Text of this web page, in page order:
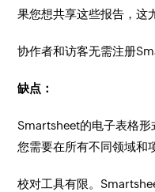
果您想共享这些报告，这
协作者和访客无需注册
缺点：
Smartsheet的电子表格形
您需要在所有不同领域和
校对工具有限。